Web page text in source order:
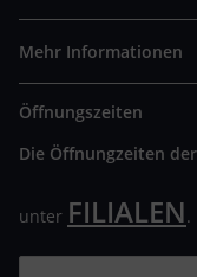
Mehr Informationen
Öffnungszeiten
Die Öffnungzeiten
unter FILIALEN.
Wir freuen uns auf